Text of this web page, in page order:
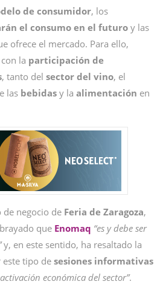
de consumidor, los
el consumo en el futuro y las
ofrece el mercado. Para ello,
la participación de
, tanto del sector del vino, el
las bebidas y la alimentación en
negocio de Feria de Zaragoza,
que Enomaq “es y debe ser
y, en este sentido, ha resaltado la
tipo de sesiones informativas
económica del sector”.